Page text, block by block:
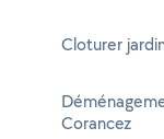
Cloturer
Corancez